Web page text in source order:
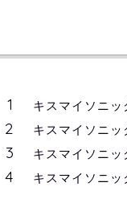
キスマイソニッ
キスマイソニッ
キスマイソニッ
キスマイソニッ